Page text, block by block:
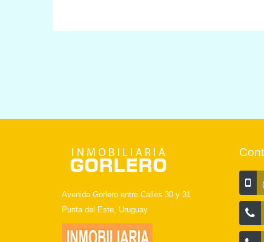
Avenida Gorlero entre Calles 30 y 31
Punta del Este, Uruguay